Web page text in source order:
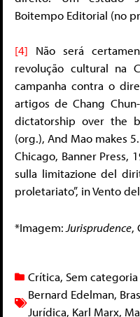
Boitempo Editorial (no
[4] Não será
revolução cultural na
campanha contra o
artigos de Chang
dictatorship over the
(org.), And Mao makes
Chicago, Banner Press,
sulla limitazione del
proletariato”, in Vento
*Imagem: Jurisprudence,
Crítica, Sem categoria
Bernard Edelman,
Jurídica, Karl Marx,